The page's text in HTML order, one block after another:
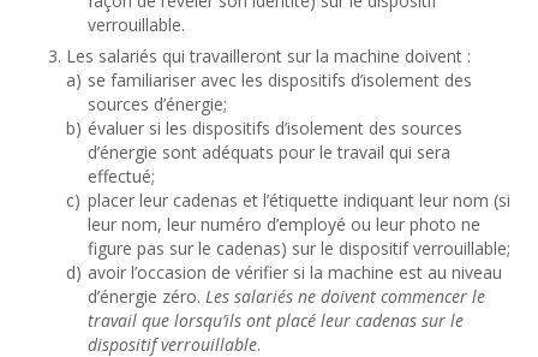
verrouillable.
Les salariés qui travailleront sur la machine doivent :
a) se familiariser avec les dispositifs d’isolement des
sources d’énergie;
b) évaluer si les dispositifs d’isolement des sources
d’énergie sont adéquats pour le travail qui sera
effectué;
c) placer leur cadenas et l’étiquette indiquant leur nom (si
leur nom, leur numéro d’employé ou leur photo ne
figure pas sur le cadenas) sur le dispositif verrouillable;
d) avoir l’occasion de vérifier si la machine est au niveau
d’énergie zéro. Les salariés ne doivent commencer le
travail que lorsqu’ils ont placé leur cadenas sur le
dispositif verrouillable.